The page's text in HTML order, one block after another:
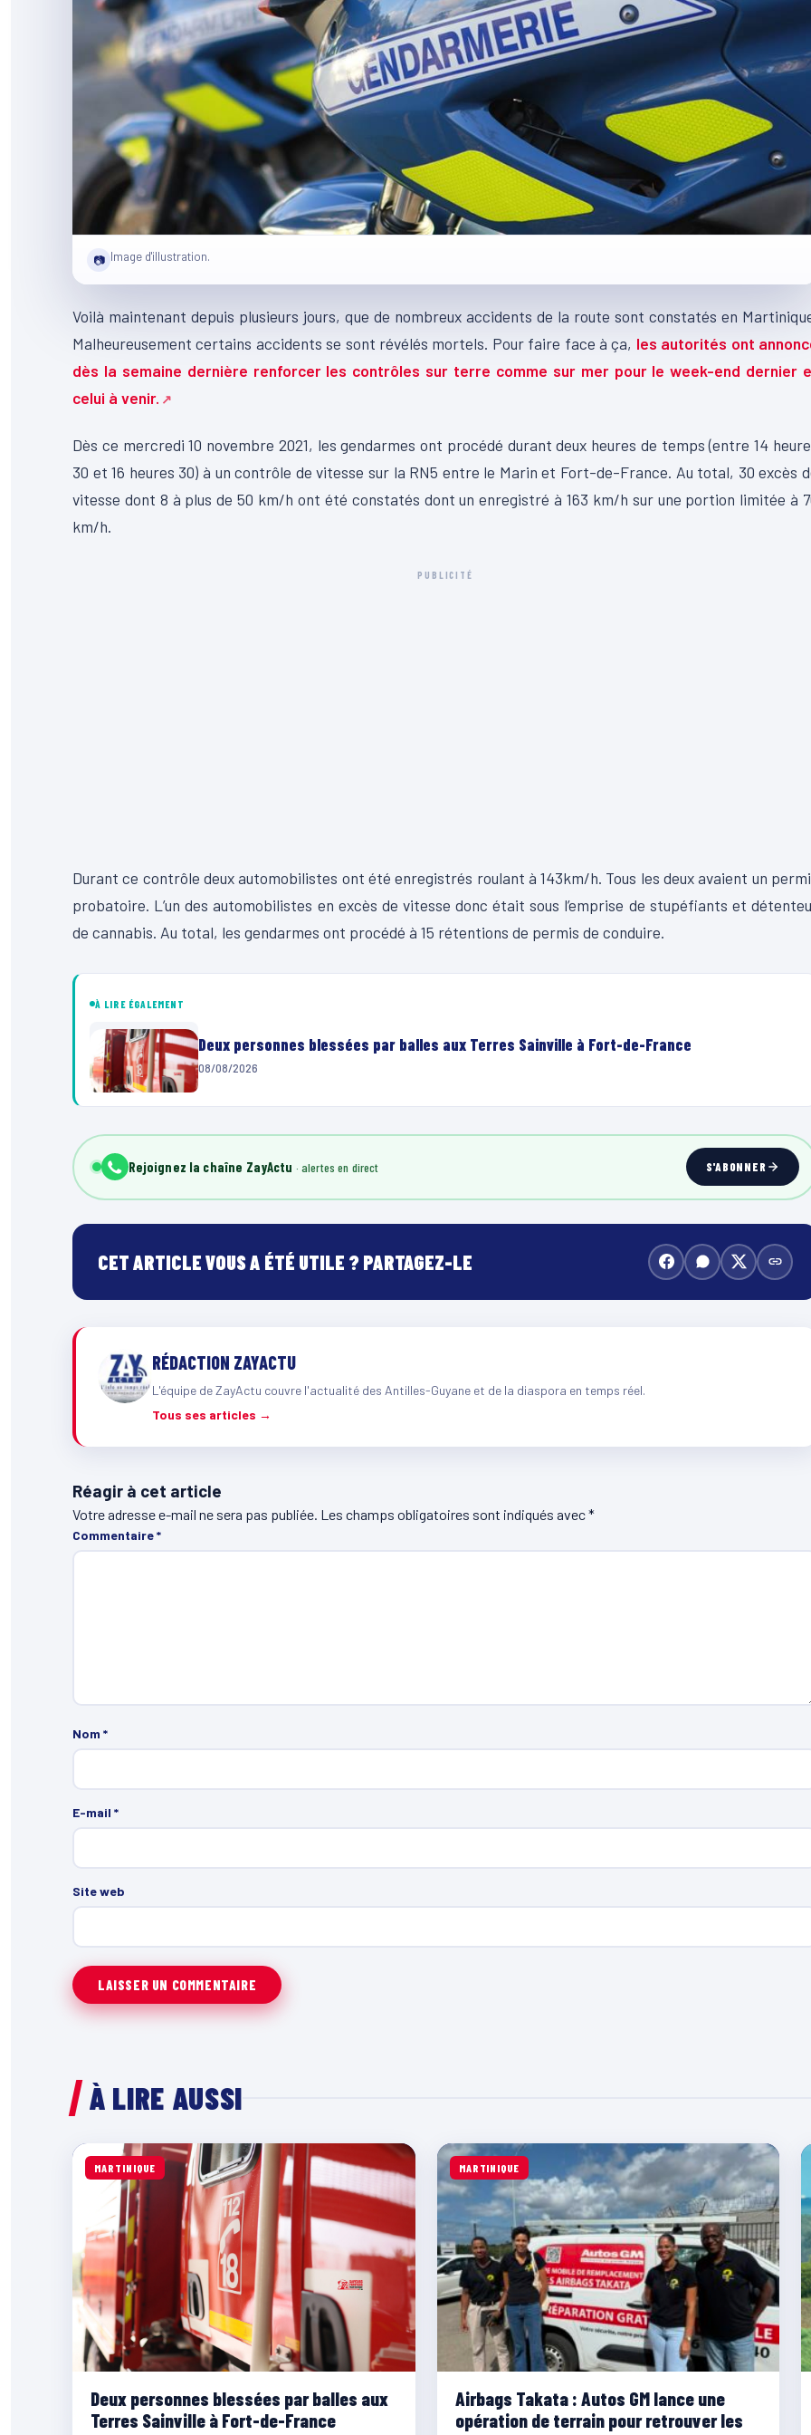
📷 Image d'illustration.
Voilà maintenant depuis plusieurs jours, que de nombreux accidents de la route sont constatés en
Malheureusement certains accidents se sont révélés mortels. Pour faire face à ça, les autorités ont
dès la semaine dernière renforcer les contrôles sur terre comme sur mer pour le week-end dernier
celui à venir.
Dès ce mercredi 10 novembre 2021, les gendarmes ont procédé durant deux heures de temps (entre 14
30 et 16 heures 30) à un contrôle de vitesse sur la RN5 entre le Marin et Fort-de-France. Au total, 30 excès
vitesse dont 8 à plus de 50 km/h ont été constatés dont un enregistré à 163 km/h sur une portion limitée à
km/h.
PUBLICITÉ
Durant ce contrôle deux automobilistes ont été enregistrés roulant à 143km/h. Tous les deux avaient un
probatoire. L’un des automobilistes en excès de vitesse donc était sous l’emprise de stupéfiants et
de cannabis. Au total, les gendarmes ont procédé à 15 rétentions de permis de conduire.
À LIRE ÉGALEMENT
Deux personnes blessées par balles aux Terres Sainville à Fort-de-France
08/08/2026
Rejoignez la chaîne ZayActu S'ABONNER
CET ARTICLE VOUS A ÉTÉ UTILE ? PARTAGEZ-LE
RÉDACTION ZAYACTU
L'équipe de ZayActu couvre l'actualité des Antilles-Guyane et de la diaspora en temps réel.
Tous ses articles →
Réagir à cet article
Votre adresse e-mail ne sera pas publiée. Les champs obligatoires sont indiqués avec*
Commentaire*
Nom *
E-mail *
Site web
À LIRE AUSSI
MARTINIQUE
Deux personnes blessées par balles aux
Terres Sainville à Fort-de-France
MARTINIQUE
Airbags Takata : Autos GM lance une
opération de terrain pour retrouver les